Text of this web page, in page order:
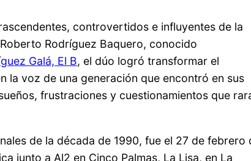
controvertidos e influyentes de la
Rodríguez Baquero, conocido
Galá, El B, el dúo logró transformar el
la voz de una generación que encontró en sus
frustraciones y cuestionamientos que
de la década de 1990, fue el 27 de febrero
junto a Al2 en Cinco Palmas, La Lisa, en La